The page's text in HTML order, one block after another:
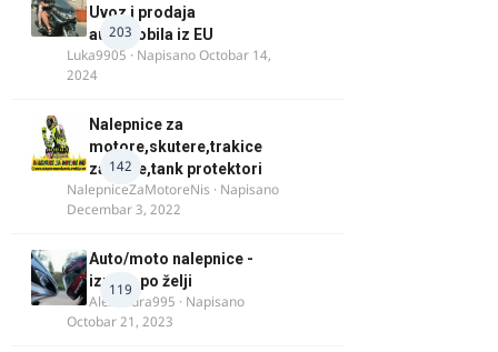
203
Uvoz i prodaja
automobila iz EU
Luka9905 · NapisanoOctobar 14,
2024
142
Nalepnice za
motore,skutere,trakice
za felne,tank protektori
NalepniceZaMotoreNis · Napisano
Decembar 3, 2022
119
Auto/moto nalepnice -
izrada po želji
Alexandra995 · Napisano
Octobar 21, 2023